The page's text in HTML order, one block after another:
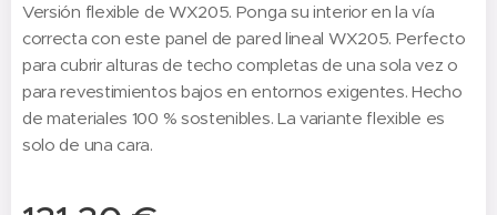
Versión flexible de WX205. Ponga su interior en la vía
correcta con este panel de pared lineal WX205. Perfecto
para cubrir alturas de techo completas de una sola vez o
para revestimientos bajos en entornos exigentes. Hecho
de materiales 100 % sostenibles. La variante flexible es
solo de una cara.